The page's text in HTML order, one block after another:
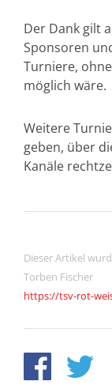
Der Dank gilt
Sponsoren
Turniere,
möglich wäre.
Weitere
geben, über
Kanäle
Dieser Artikel
Torben Fischer
https://tsv-rot-